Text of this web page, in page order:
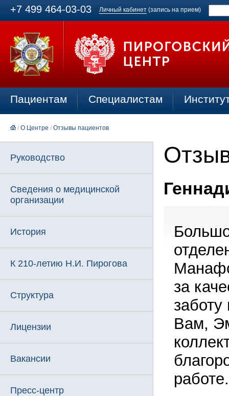
+7 499 464-03-03 Личный кабинет (запись на прием)
Пациентам Специалистам
/ О Центре / Отзывы пациентов
Руководство
Сведения о медицинской
организации
История
К 210-летию Н.И. Пирогова
Структура
Лицензии
Вакансии
Пресс-центр
за
Вам,
работе.